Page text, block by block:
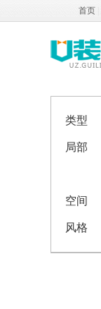
首页
类型
局部
空间
风格